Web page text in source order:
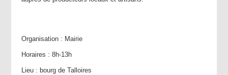
Organisation : Mairie
Horaires : 8h-13h
Lieu : bourg de Talloires